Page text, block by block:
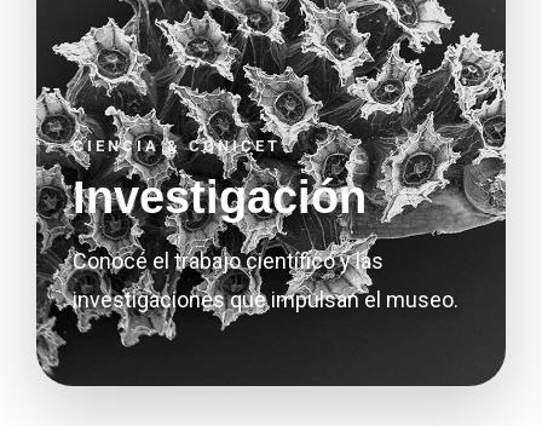
CIENCIA & CONICET
Investigación
Conocé el trabajo científico y las
investigaciones que impulsan el museo.